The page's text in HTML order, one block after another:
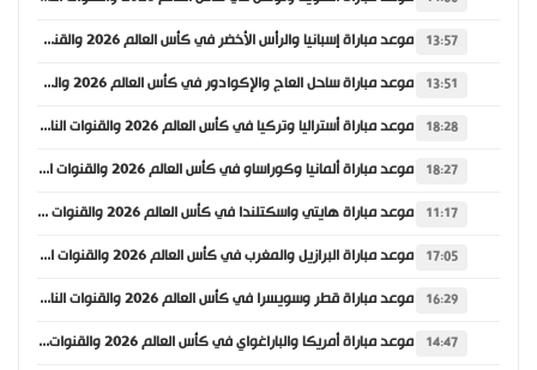
13:57 موعد مباراة إسبانيا والرأس الأخضر في كأس العالم 2026 والقنوات الناقلة
13:51 موعد مباراة ساحل العاج والإكوادور في كأس العالم 2026 والقنوات الناقلة
18:28 موعد مباراة أستراليا وتركيا في كأس العالم 2026 والقنوات الناقلة
18:27 موعد مباراة ألمانيا وكوراساو في كأس العالم 2026 والقنوات الناقلة
11:17 موعد مباراة هايتي واسكتلندا في كأس العالم 2026 والقنوات الناقلة
17:05 موعد مباراة البرازيل والمغرب في كأس العالم 2026 والقنوات الناقلة
16:29 موعد مباراة قطر وسويسرا في كأس العالم 2026 والقنوات الناقلة
14:47 موعد مباراة أمريكا والباراغواي في كأس العالم 2026 والقنوات الناقلة